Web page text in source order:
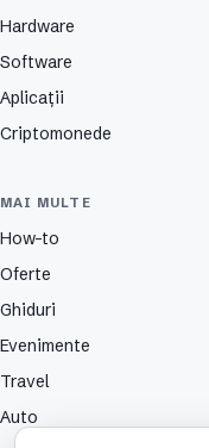
Hardware
Software
Aplicații
Criptomonede
MAI MULTE
How-to
Oferte
Ghiduri
Evenimente
Travel
Auto